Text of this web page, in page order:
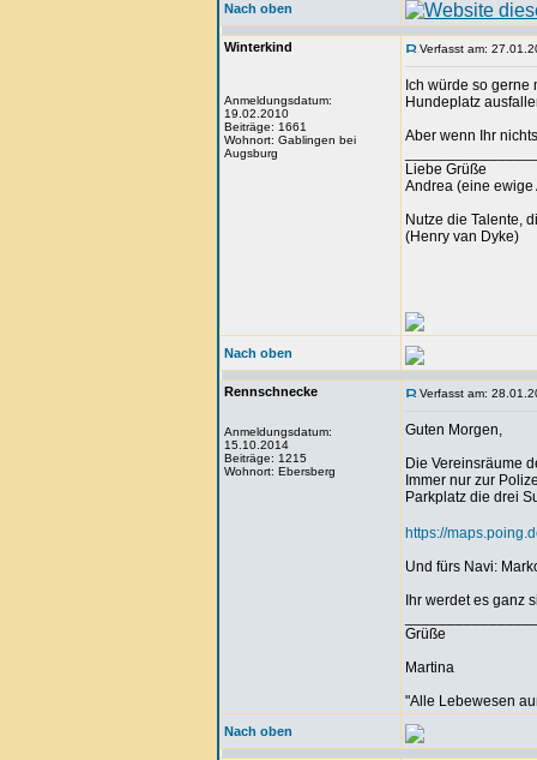
Nach oben
Winterkind
Anmeldungsdatum:
19.02.2010
Beiträge: 1661
Wohnort: Gablingen bei
Augsburg
Verfasst am:
Ich würde so
Hundeplatz
Aber wenn Ihr
Liebe Grüße
Andrea (eine ewige
Nutze die Talente,
(Henry van Dyke)
Nach oben
Rennschnecke
Anmeldungsdatum:
15.10.2014
Beiträge: 1215
Wohnort: Ebersberg
Verfasst am:
Guten Morgen,
Die Vereinsräume
Immer nur zur
Parkplatz die drei
https://
Und fürs Navi:
Ihr werdet es ganz
Grüße
Martina
"Alle Lebewesen
Nach oben